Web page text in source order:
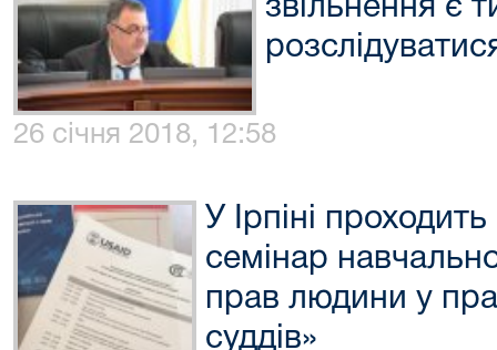
звільнення є
26 січня 2018, 12:58
У Ірпіні
семінар
прав людини у
суддів»